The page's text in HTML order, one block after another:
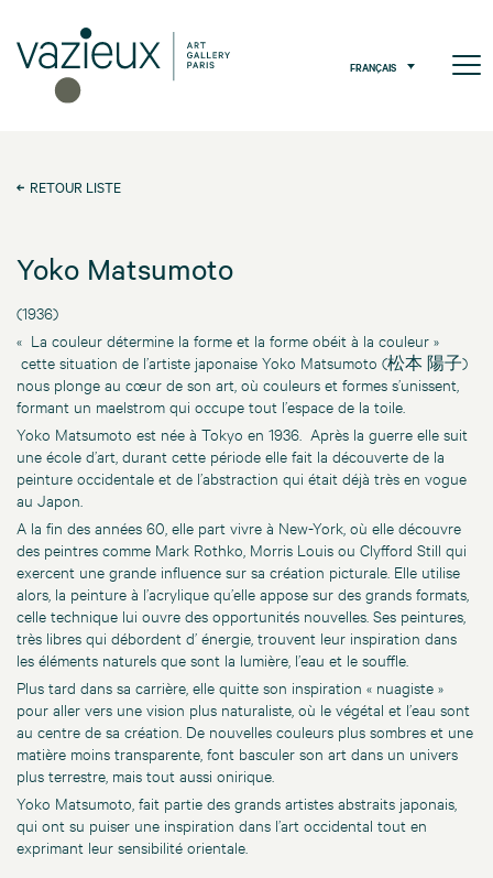
FRANÇAIS
RETOUR LISTE
Yoko Matsumoto
(1936)
« La couleur détermine la forme et la forme obéit à la couleur »
cette situation de l’artiste japonaise Yoko Matsumoto (松本 陽子)
nous plonge au cœur de son art, où couleurs et formes s’unissent,
formant un maelstrom qui occupe tout l’espace de la toile.
Yoko Matsumoto est née à Tokyo en 1936. Après la guerre elle suit
une école d’art, durant cette période elle fait la découverte de la
peinture occidentale et de l’abstraction qui était déjà très en vogue
au Japon.
A la fin des années 60, elle part vivre à New-York, où elle découvre
des peintres comme Mark Rothko, Morris Louis ou Clyfford Still qui
exercent une grande influence sur sa création picturale. Elle utilise
alors, la peinture à l’acrylique qu’elle appose sur des grands formats,
celle technique lui ouvre des opportunités nouvelles. Ses peintures,
très libres qui débordent d’ énergie, trouvent leur inspiration dans
les éléments naturels que sont la lumière, l’eau et le souffle.
Plus tard dans sa carrière, elle quitte son inspiration « nuagiste »
pour aller vers une vision plus naturaliste, où le végétal et l’eau sont
au centre de sa création. De nouvelles couleurs plus sombres et une
matière moins transparente, font basculer son art dans un univers
plus terrestre, mais tout aussi onirique.
Yoko Matsumoto, fait partie des grands artistes abstraits japonais,
qui ont su puiser une inspiration dans l’art occidental tout en
exprimant leur sensibilité orientale.